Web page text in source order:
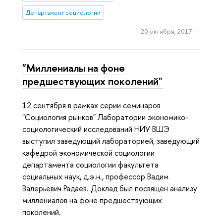
Департамент социологии
20 октября, 2017 г.
"Миллениалы на фоне
предшествующих поколений"
12 сентября в рамках серии семинаров
"Социология рынков" Лаборатории экономико-
социологический исследований НИУ ВШЭ
выступил заведующий лабораторией, заведующий
кафедрой экономической социологии
департамента социологии факультета
социальных наук, д.э.н., профессор Вадим
Валерьевич Радаев. Доклад был посвящен анализу
миллениалов на фоне предшествующих
поколений.